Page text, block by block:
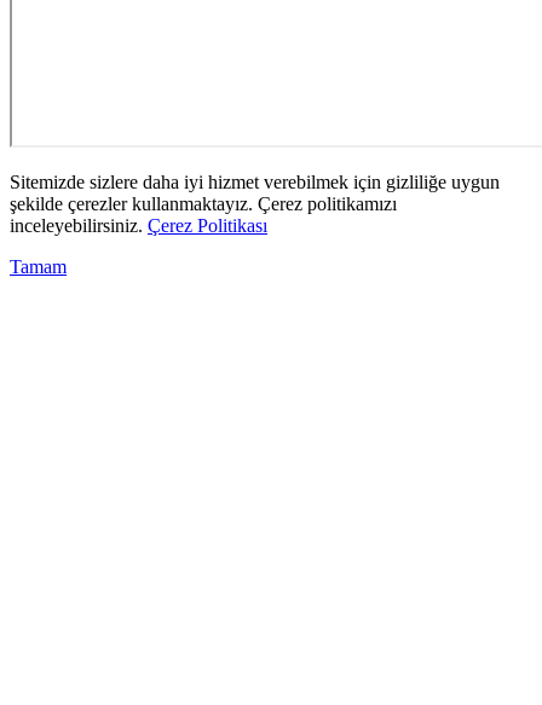
Sitemizde sizlere daha iyi hizmet verebilmek için gizliliğe uygun
şekilde çerezler kullanmaktayız. Çerez politikamızı
inceleyebilirsiniz. Çerez Politikası
Tamam